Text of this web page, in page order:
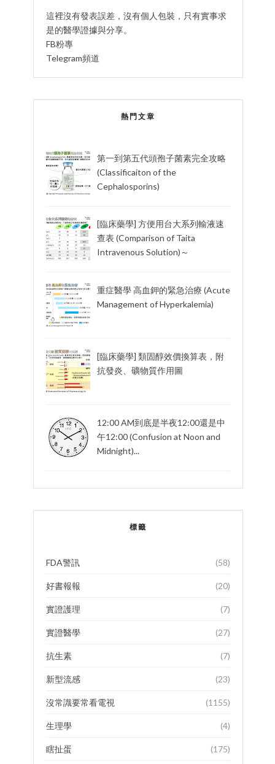
這裡沒有發表誤差，沒有個人包裝，只有實事求
是的醫學證據與分享。
FB粉專
Telegram頻道
熱門文章
第一到第五代頭孢子菌素完全攻略
(Classificaiton of the
Cephalosporins)
[臨床藥學] 方便用台大系列輸液速
查表 (Comparison of Taita
Intravenous Solution)～
重症醫學 高血鉀的緊急治療 (Acute
Management of Hyperkalemia)
[臨床藥學] 類固醇效價換算表，附
抗發炎、礦物質作用圖
12:00 AM到底是半夜12:00還是中
午12:00 (Confusion at Noon and
Midnight)...
標籤
FDA警訊 (58)
好書報報 (20)
實證護理 (7)
實證醫學 (27)
抗生素 (7)
新型流感 (23)
沒常識要常看電視 (1155)
生理學 (4)
瞎扯蛋 (175)